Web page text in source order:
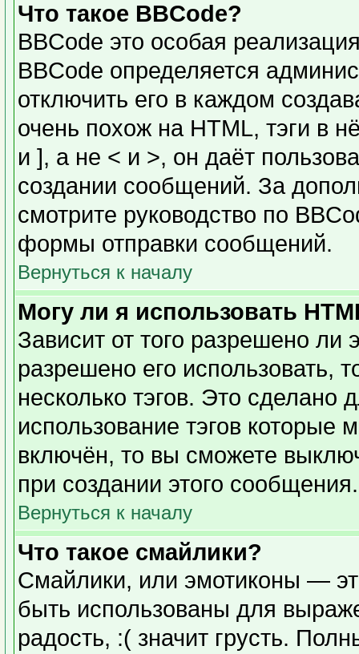
Что такое BBCode?
BBCode это особая
BBCode определяется
отключить его в каждом
очень похож на HTML, тэги в
и ], а не < и >, он даёт
создании сообщений. За
смотрите руководство по
формы отправки сообщений.
Вернуться к началу
Могу ли я использовать
Зависит от того разрешено ли
разрешено его использовать,
несколько тэгов. Это сделано
использование тэгов которые
включён, то вы сможете
при создании этого сообщения.
Вернуться к началу
Что такое смайлики?
Смайлики, или эмотиконы —
быть использованы для
радость, :( значит грусть.